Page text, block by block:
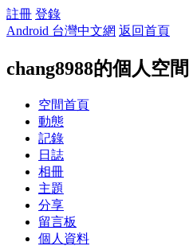
註冊 登錄
Android 台灣中文網 返回首頁
chang8988的個人空間
空間首頁
動態
記錄
日誌
相冊
主題
分享
留言板
個人資料